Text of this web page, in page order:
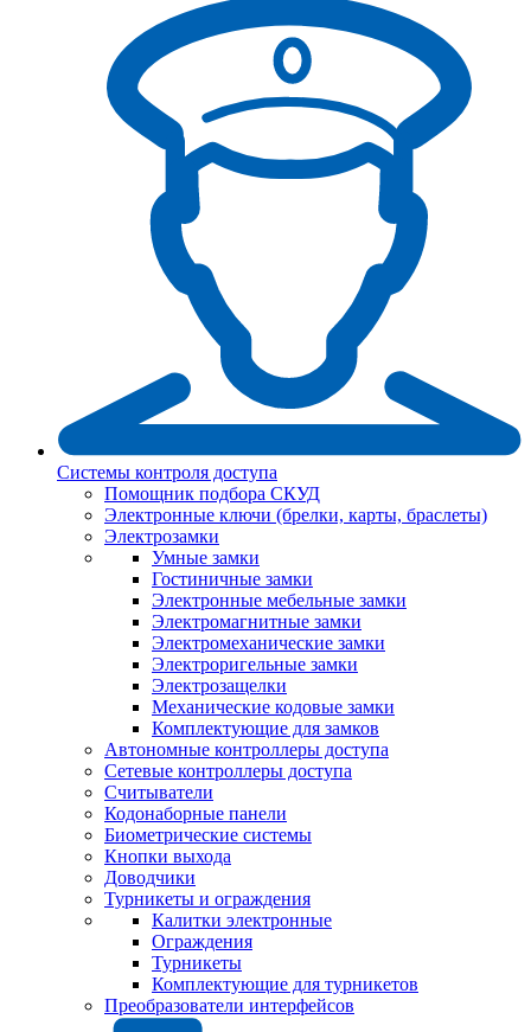
Системы контроля доступа
Помощник подбора СКУД
Электронные ключи (брелки, карты, браслеты)
Электрозамки
Умные замки
Гостиничные замки
Электронные мебельные замки
Электромагнитные замки
Электромеханические замки
Электроригельные замки
Электрозащелки
Механические кодовые замки
Комплектующие для замков
Автономные контроллеры доступа
Сетевые контроллеры доступа
Считыватели
Кодонаборные панели
Биометрические системы
Кнопки выхода
Доводчики
Турникеты и ограждения
Калитки электронные
Ограждения
Турникеты
Комплектующие для турникетов
Преобразователи интерфейсов